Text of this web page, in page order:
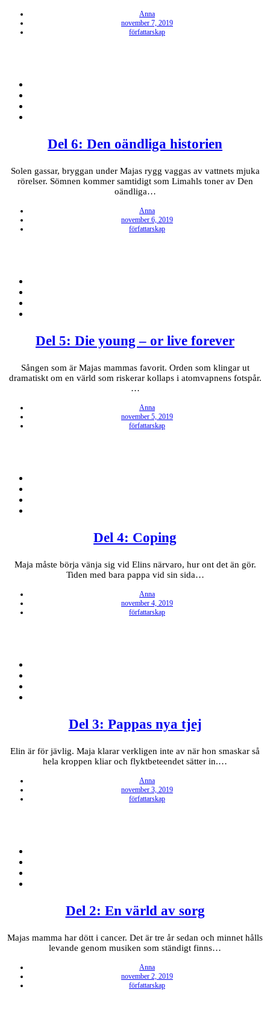
Anna
Posted
november 7, 2019
författarskap
Del 6: Den oändliga historien
Solen gassar, bryggan under Majas rygg vaggas av vattnets mjuka
rörelser. Sömnen kommer samtidigt som Limahls toner av Den
oändliga…
Anna
Posted
november 6, 2019
författarskap
Del 5: Die young – or live forever
Sången som är Majas mammas favorit. Orden som klingar ut
dramatiskt om en värld som riskerar kollaps i atomvapnens fotspår.
…
Anna
Posted
november 5, 2019
författarskap
Del 4: Coping
Maja måste börja vänja sig vid Elins närvaro, hur ont det än gör.
Tiden med bara pappa vid sin sida…
Anna
Posted
november 4, 2019
författarskap
Del 3: Pappas nya tjej
Elin är för jävlig. Maja klarar verkligen inte av när hon smaskar så
hela kroppen kliar och flyktbeteendet sätter in.…
Anna
Posted
november 3, 2019
författarskap
Del 2: En värld av sorg
Majas mamma har dött i cancer. Det är tre år sedan och minnet hålls
levande genom musiken som ständigt finns…
Anna
Posted
november 2, 2019
författarskap